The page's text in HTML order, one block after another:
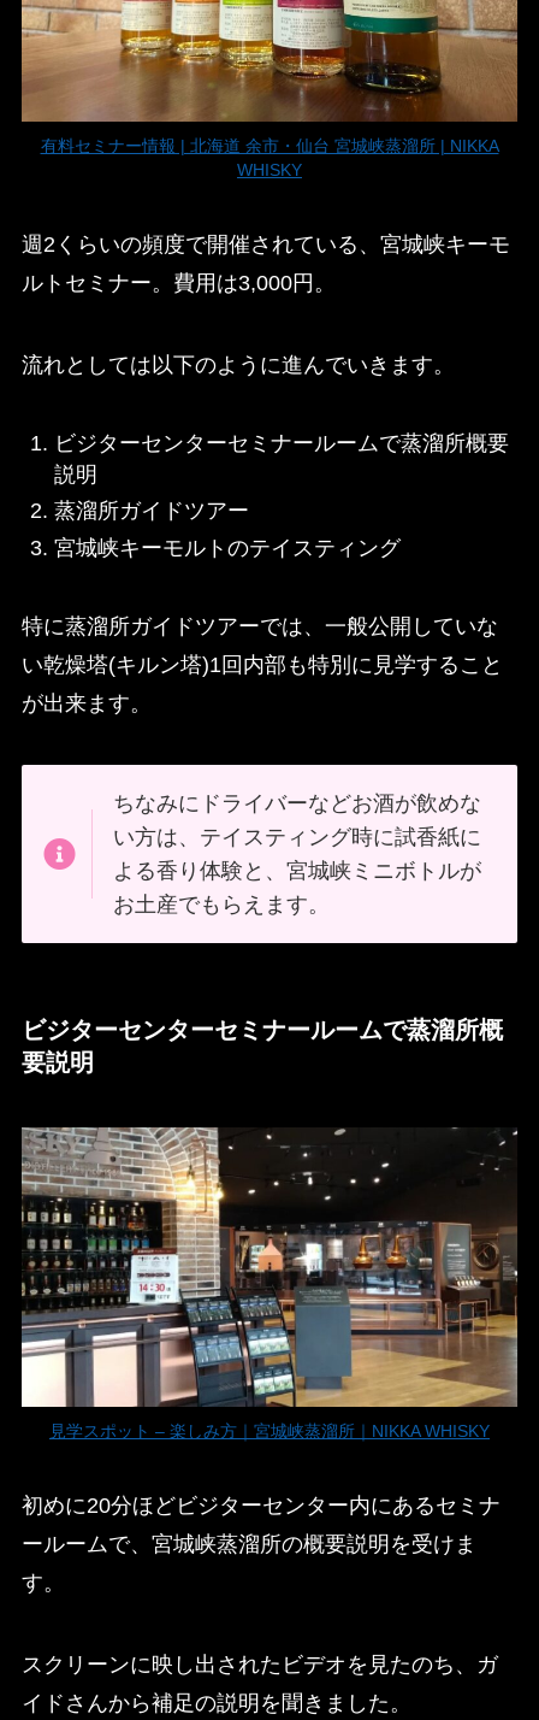
有料セミナー情報 | 北海道 余市・仙台 宮城峡蒸溜所 | NIKKA
WHISKY
週2くらいの頻度で開催されている、宮城峡キーモ
ルトセミナー。費用は3,000円。
流れとしては以下のように進んでいきます。
ビジターセンターセミナールームで蒸溜所概要
説明
蒸溜所ガイドツアー
宮城峡キーモルトのテイスティング
特に蒸溜所ガイドツアーでは、一般公開していな
い乾燥塔(キルン塔)1回内部も特別に見学すること
が出来ます。
ちなみにドライバーなどお酒が飲めな
い方は、テイスティング時に試香紙に
よる香り体験と、宮城峡ミニボトルが
お土産でもらえます。
ビジターセンターセミナールームで蒸溜所概
要説明
見学スポット – 楽しみ方｜宮城峡蒸溜所｜NIKKA WHISKY
初めに20分ほどビジターセンター内にあるセミナ
ールームで、宮城峡蒸溜所の概要説明を受けま
す。
スクリーンに映し出されたビデオを見たのち、ガ
イドさんから補足の説明を聞きました。